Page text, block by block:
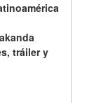
tráiler y